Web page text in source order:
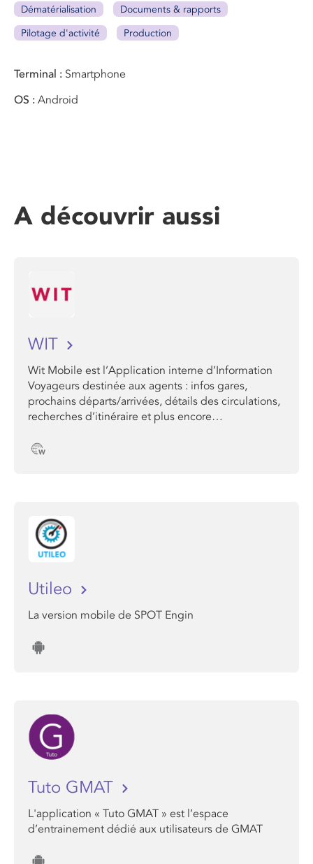
Dématérialisation
Documents & rapports
Pilotage d'activité
Production
Terminal
Smartphone
OS
Android
A découvrir aussi
WIT
Wit Mobile est l’Application interne d’Information
Voyageurs destinée aux agents : infos gares,
prochains départs/arrivées, détails des circulations,
recherches d’itinéraire et plus encore…
Utileo
La version mobile de SPOT Engin
Tuto GMAT
L'application « Tuto GMAT » est l’espace
d’entrainement dédié aux utilisateurs de GMAT